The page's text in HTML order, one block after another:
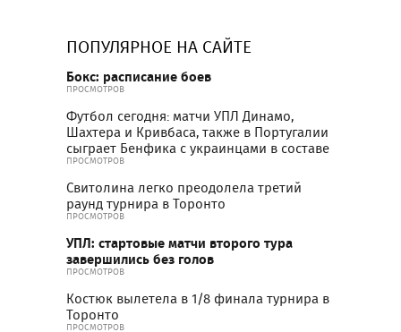
ПОПУЛЯРНОЕ НА САЙТЕ
Бокс: расписание боев
ПРОСМОТРОВ
Футбол сегодня: матчи УПЛ Динамо,
Шахтера и Кривбаса, также в Португалии
сыграет Бенфика с украинцами в составе
ПРОСМОТРОВ
Свитолина легко преодолела третий
раунд турнира в Торонто
ПРОСМОТРОВ
УПЛ: стартовые матчи второго тура
завершились без голов
ПРОСМОТРОВ
Костюк вылетела в 1/8 финала турнира в
Торонто
ПРОСМОТРОВ